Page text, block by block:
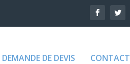
DEMANDE DE DEVIS CONTACT